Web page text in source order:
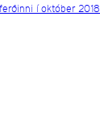
í október 2018